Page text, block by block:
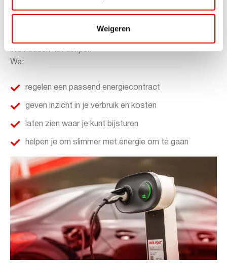
Weigeren
Hoe we werken
We houden het simpel.
We:
regelen een passend energiecontract
geven inzicht in je verbruik en kosten
laten zien waar je kunt bijsturen
helpen je om slimmer met energie om te gaan